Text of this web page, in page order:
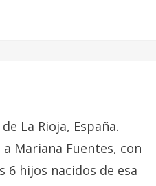
La Rioja, España.
Mariana Fuentes, con
hijos nacidos de esa